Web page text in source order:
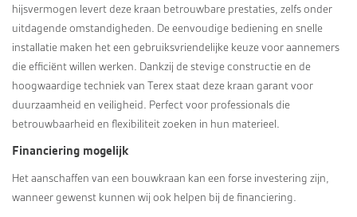
hijsvermogen levert deze kraan betrouwbare prestaties, zelfs onder
uitdagende omstandigheden. De eenvoudige bediening en snelle
installatie maken het een gebruiksvriendelijke keuze voor aannemers
die efficiënt willen werken. Dankzij de stevige constructie en de
hoogwaardige techniek van Terex staat deze kraan garant voor
duurzaamheid en veiligheid. Perfect voor professionals die
betrouwbaarheid en flexibiliteit zoeken in hun materieel.
Financiering mogelijk
Het aanschaffen van een bouwkraan kan een forse investering zijn,
wanneer gewenst kunnen wij ook helpen bij de financiering.